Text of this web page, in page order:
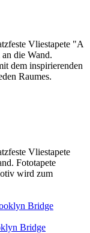
Vliestapete "A
die Wand.
dem inspirierenden
Raumes.
Vliestapete
Fototapete
wird zum
Bridge